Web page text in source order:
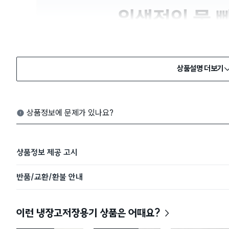
상품설명 더보기
상품정보에 문제가 있나요?
상품정보 제공 고시
반품/교환/환불 안내
이런 냉장고저장용기 상품은 어때요?